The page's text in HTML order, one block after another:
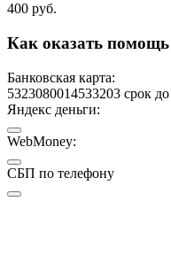
400 руб.
Как оказать помощь
Банковская карта:
5323080014533203 срок до
Яндекс деньги:
WebMoney:
СБП по телефону